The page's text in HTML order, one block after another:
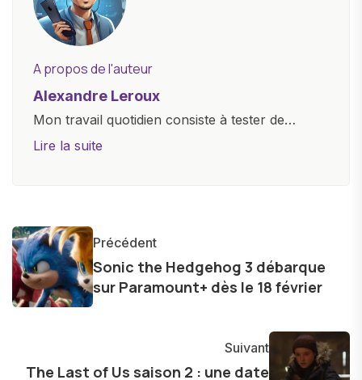
A propos de l'auteur
Alexandre Leroux
Mon travail quotidien consiste à tester de
nouveaux appareils, à rédiger des critiques
informations précises et pertinentes pour aider
les consommateurs à comprendre et à naviguer
dans le paysage technologique en constante
évolution.
Lire la suite
Précédent
Sonic the Hedgehog 3 débarque
sur Paramount+ dès le 18 février
Suivant
The Last of Us saison 2 : une date